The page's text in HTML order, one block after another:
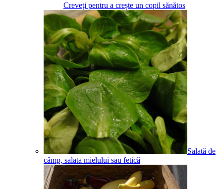
Creveți pentru a crește un copil sănătos
Salată de
câmp, salata mielului sau fetică